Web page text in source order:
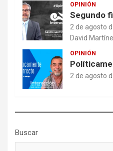
OPINIÓN
Segundo
2 de agosto
David
OPINIÓN
2 de agosto
Buscar